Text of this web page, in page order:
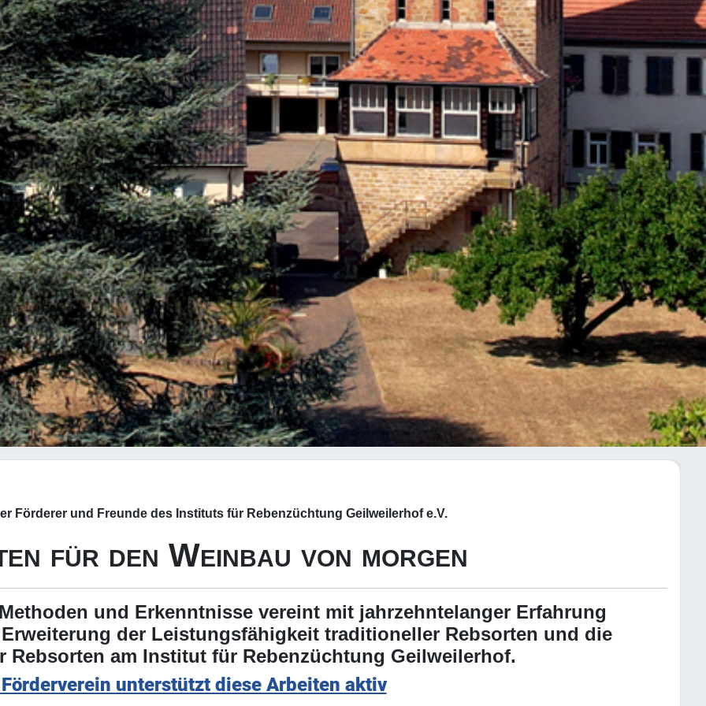
Förderer und Freunde des Instituts für Rebenzüchtung Geilweilerhof e.V.
für den Weinbau von morgen
und Erkenntnisse vereint mit jahrzehntelanger Erfahrung
der Leistungsfähigkeit traditioneller Rebsorten und die
Rebsorten am Institut für Rebenzüchtung Geilweilerhof.
unterstützt diese Arbeiten aktiv